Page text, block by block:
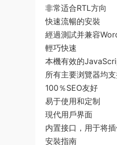
非常适合RTL方向
快速流暢的安裝
經過測試并兼容
輕巧快速
本機有效的
所有主要浏覽器均
100％SEO友好
易于使用和定制
現代用戶界面
内置接口，用于将
安裝指南